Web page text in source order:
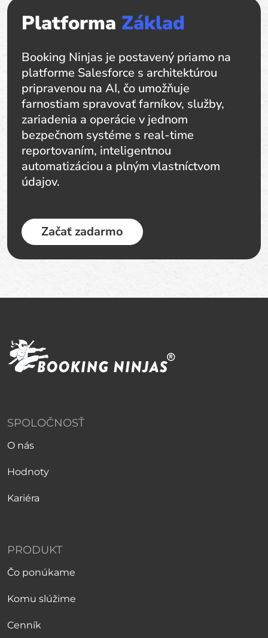
Platforma Základ
Booking Ninjas je postavený priamo na
platforme Salesforce s architektúrou
pripravenou na AI, čo umožňuje
farnostiam spravovať farníkov, služby,
zariadenia a operácie v jednom
bezpečnom systéme s real-time
reportovaním, inteligentnou
automatizáciou a plným vlastníctvom
údajov.
Začať zadarmo
SPOLOČNOSŤ
O nás
Hodnoty
Kariéra
PRODUKT
Čo ponúkame
Komu slúžime
Cenník